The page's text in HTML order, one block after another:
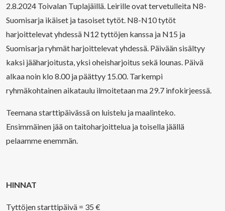
2.8.2024 Toivalan Tuplajäillä. Leirille ovat tervetulleita N8-
Suomisarja ikäiset ja tasoiset tytöt. N8-N10 tytöt
harjoittelevat yhdessä N12 tyttöjen kanssa ja N15 ja
Suomisarja ryhmät harjoittelevat yhdessä. Päivään sisältyy
kaksi jääharjoitusta, yksi oheisharjoitus sekä lounas. Päivä
alkaa noin klo 8.00 ja päättyy 15.00. Tarkempi
ryhmäkohtainen aikataulu ilmoitetaan ma 29.7 infokirjeessä.
Teemana starttipäivässä on luistelu ja maalinteko.
Ensimmäinen jää on taitoharjoittelua ja toisella jäällä
pelaamme enemmän.
HINNAT
Tyttöjen starttipäivä = 35 €